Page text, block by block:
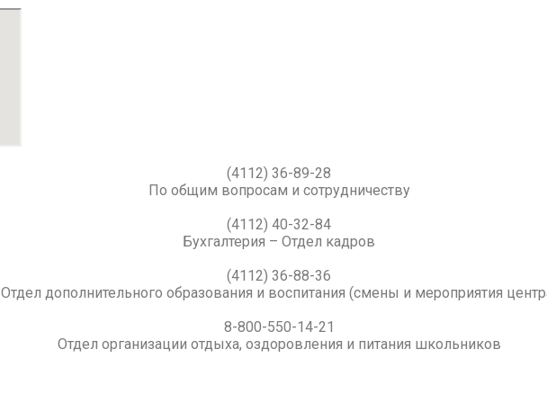
(4112) 36-89-28
По общим вопросам и сотрудничеству
(4112) 40-32-84
Бухгалтерия – Отдел кадров
(4112) 36-88-36
Отдел дополнительного образования и воспитания (смены и мероприятия
8-800-550-14-21
Отдел организации отдыха, оздоровления и питания школьников